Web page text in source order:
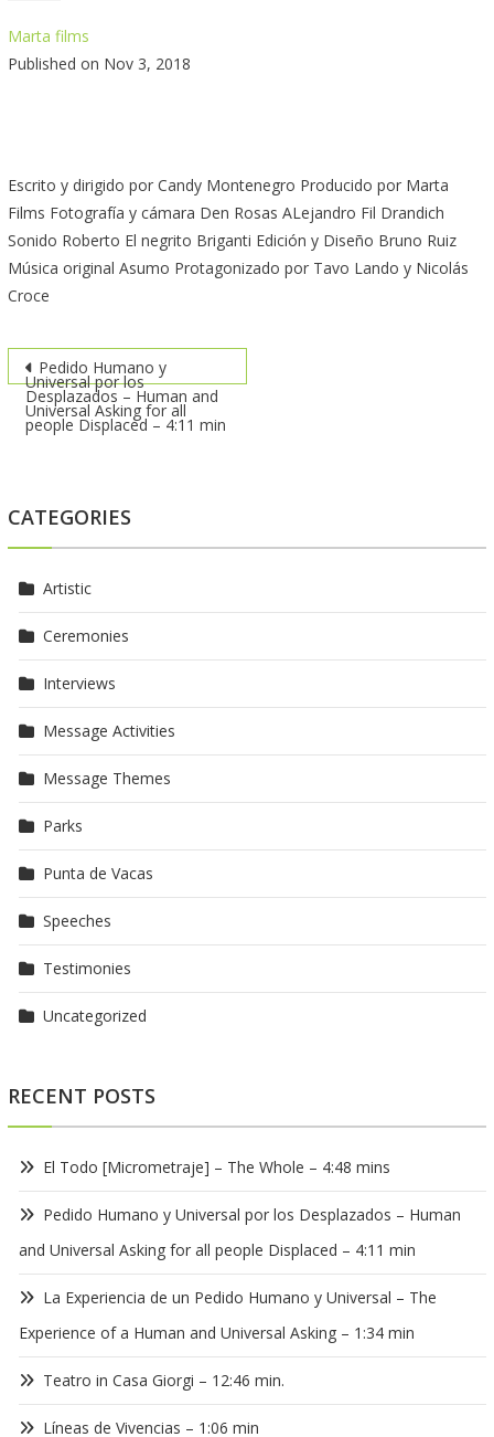
Marta films
Published on Nov 3, 2018
Escrito y dirigido por Candy Montenegro Producido por Marta
Films Fotografía y cámara Den Rosas ALejandro Fil Drandich
Sonido Roberto El negrito Briganti Edición y Diseño Bruno Ruiz
Música original Asumo Protagonizado por Tavo Lando y Nicolás
Croce
Post
navigation
Pedido Humano y
Universal por los
Desplazados – Human and
Universal Asking for all
people Displaced – 4:11 min
CATEGORIES
Artistic
Ceremonies
Interviews
Message Activities
Message Themes
Parks
Punta de Vacas
Speeches
Testimonies
Uncategorized
RECENT POSTS
El Todo [Micrometraje] – The Whole – 4:48 mins
Pedido Humano y Universal por los Desplazados – Human
and Universal Asking for all people Displaced – 4:11 min
La Experiencia de un Pedido Humano y Universal – The
Experience of a Human and Universal Asking – 1:34 min
Teatro in Casa Giorgi – 12:46 min.
Líneas de Vivencias – 1:06 min